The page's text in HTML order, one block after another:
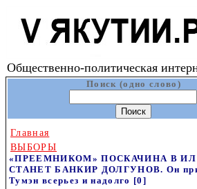
Общественно-политическая
Поиск (одно слово)
Главная
ВЫБОРЫ
«ПРЕЕМНИКОМ» ПОСКАЧИНА В
СТАНЕТ БАНКИР ДОЛГУНОВ. Он
Тумэн всерьез и надолго [0]